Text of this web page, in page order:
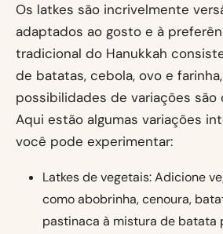
Os latkes são incrivelmente
adaptados ao gosto e à
tradicional do Hanukkah
de batatas, cebola, ovo e
possibilidades de variações são
Aqui estão algumas variações
você pode experimentar:
Latkes de vegetais: Adicione
como abobrinha, cenoura,
pastinaca à mistura de batata